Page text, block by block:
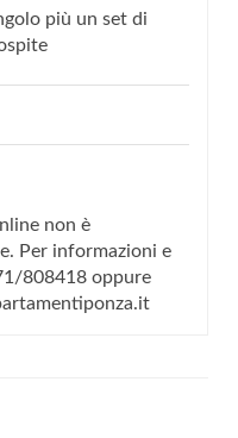
più un set di
non è
Per informazioni e
808418 oppure